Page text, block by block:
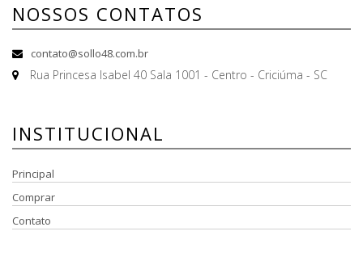
NOSSOS CONTATOS
contato@sollo48.com.br
Rua Princesa Isabel 40 Sala 1001 - Centro - Criciúma - SC
INSTITUCIONAL
Principal
Comprar
Contato